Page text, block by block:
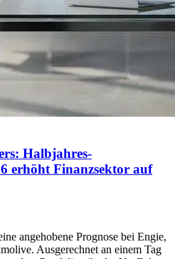
Halbjahres-
erhöht Finanzsektor auf
angehobene Prognose bei Engie,
Ausgerechnet an einem Tag